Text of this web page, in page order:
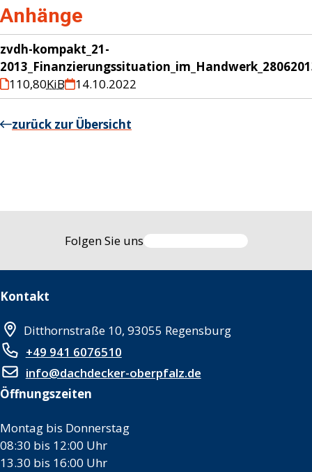
Anhänge
zvdh-kompakt_21-
110,80KiB 14.10.2022
zurück zur Übersicht
Folgen Sie uns
Kontakt
Ditthornstraße 10, 93055 Regensburg
+49 941 6076510
info@dachdecker-oberpfalz.de
Öffnungszeiten
Montag bis Donnerstag
08:30 bis 12:00 Uhr
13.30 bis 16:00 Uhr